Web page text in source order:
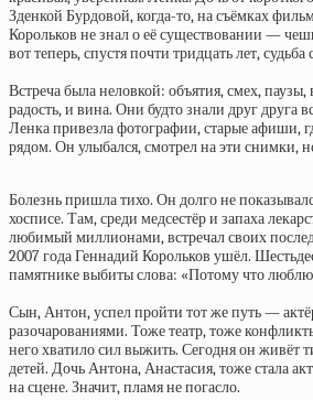
Зденкой Бурдовой, когда-то, на съёмках
Корольков не знал о её существовании —
вот теперь, спустя почти тридцать лет,
Встреча была неловкой: объятия, смех, паузы,
радость, и вина. Они будто знали друг друга
Ленка привезла фотографии, старые афиши,
рядом. Он улыбался, смотрел на эти снимки,
Болезнь пришла тихо. Он долго не
хосписе. Там, среди медсестёр и запаха
любимый миллионами, встречал своих
2007 года Геннадий Корольков ушёл.
памятнике выбиты слова: «Потому что
Сын, Антон, успел пройти тот же путь —
разочарованиями. Тоже театр, тоже
него хватило сил выжить. Сегодня он живёт
детей. Дочь Антона, Анастасия, тоже стала
на сцене. Значит, пламя не погасло.